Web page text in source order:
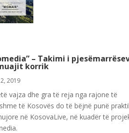
– Takimi i
korrik
2019
vajza dhe gra të reja nga rajone të
të Kosovës do të bëjnë punë
në KosovaLive, në kuadër të